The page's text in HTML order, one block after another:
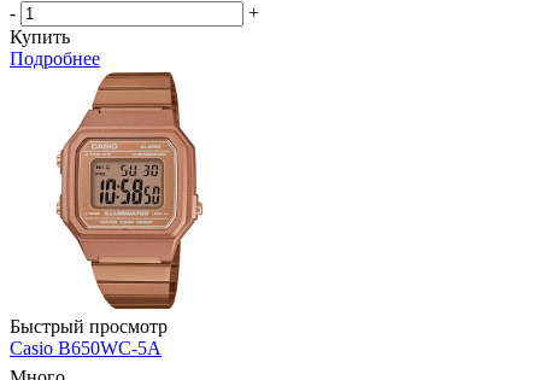
-
+
Купить
Подробнее
Быстрый просмотр
Casio B650WC-5A